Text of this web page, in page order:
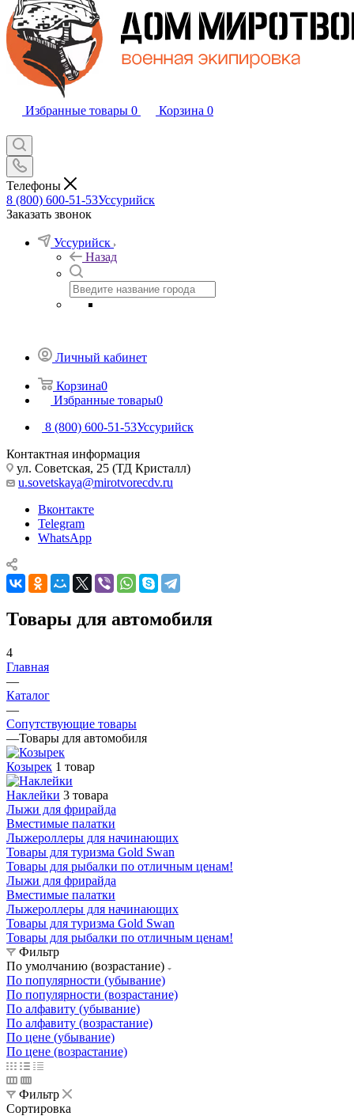
Избранные товары 0 Корзина 0
Телефоны
8 (800) 600-51-53Уссурийск
Заказать звонок
Уссурийск
Назад
Личный кабинет
Корзина0
Избранные товары0
8 (800) 600-51-53Уссурийск
Контактная информация
ул. Советская, 25 (ТД Кристалл)
u.sovetskaya@mirotvorecdv.ru
Вконтакте
Telegram
WhatsApp
Товары для автомобиля
4
Главная
—
Каталог
—
Сопутствующие товары
—Товары для автомобиля
Козырек 1 товар
Наклейки 3 товара
Лыжи для фрирайда
Вместимые палатки
Лыжероллеры для начинающих
Товары для туризма Gold Swan
Товары для рыбалки по отличным ценам!
Лыжи для фрирайда
Вместимые палатки
Лыжероллеры для начинающих
Товары для туризма Gold Swan
Товары для рыбалки по отличным ценам!
Фильтр
По умолчанию (возрастание)
По популярности (убывание)
По популярности (возрастание)
По алфавиту (убывание)
По алфавиту (возрастание)
По цене (убывание)
По цене (возрастание)
Фильтр
Сортировка